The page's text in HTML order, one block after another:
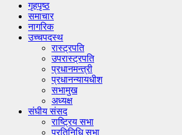
गृहपृष्ठ
समाचार
नागरिक
उच्चपदस्थ
रास्ट्रपति
उपरास्ट्रपति
प्रधानमन्त्री
प्रधानन्यायधीश
सभामुख
अध्यक्ष
संघीय संसद
राष्ट्रिय सभा
प्रतिनिधि सभा